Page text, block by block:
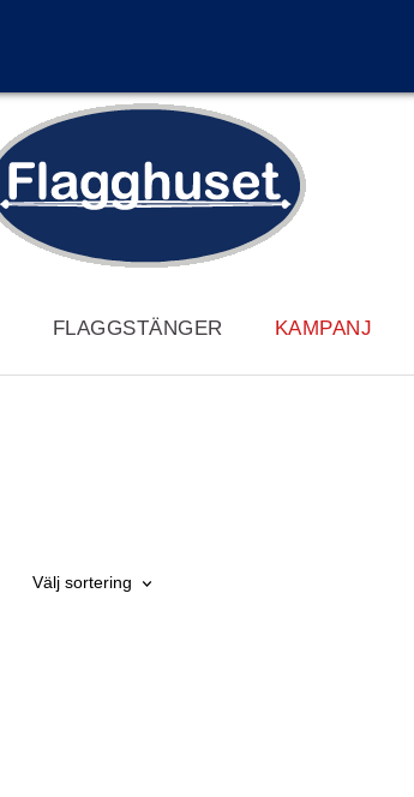
FLAGGSTÄNGER KAMPANJ
Välj sortering